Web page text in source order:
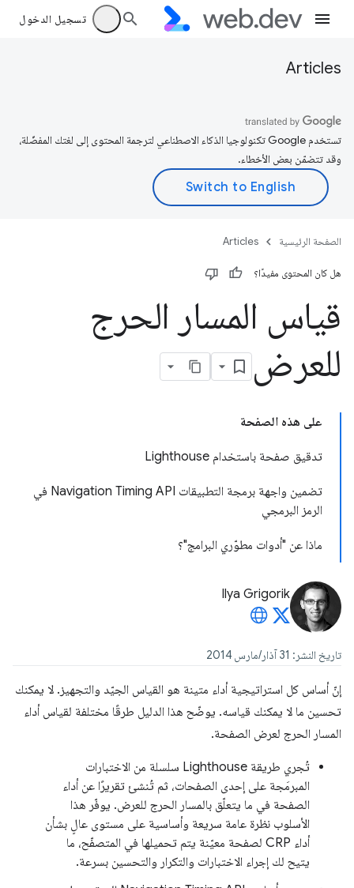
تسجيل الدخول
Articles
تستخدم Google تكنولوجيا الذكاء الاصطناعي لترجمة المحتوى إلى لغتك المفضّلة،
وقد تتضمّن بعض الأخطاء.
الصفحة الرئيسية Articles
هل كان المحتوى مفيدًا؟
قياس المسار الحرج
للعرض
على هذه الصفحة
تدقيق صفحة باستخدام Lighthouse
تضمين واجهة برمجة التطبيقات Navigation Timing API في
الرمز البرمجي
ماذا عن "أدوات مطوّري البرامج"؟
Ilya Grigorik
تاريخ النشر: 31 آذار/مارس 2014
إنّ أساس كل استراتيجية أداء متينة هو القياس الجيّد والتجهيز. لا يمكنك
تحسين ما لا يمكنك قياسه. يوضّح هذا الدليل طرقًا مختلفة لقياس أداء
المسار الحرج لعرض الصفحة.
تُجري طريقة Lighthouse سلسلة من الاختبارات
المبرمَجة على إحدى الصفحات، ثم تُنشئ تقريرًا عن أداء
الصفحة في ما يتعلّق بالمسار الحرج للعرض. يوفّر هذا
الأسلوب نظرة عامة سريعة وأساسية على مستوى عالٍ بشأن
أداء CRP لصفحة معيّنة يتم تحميلها في المتصفّح، ما
يتيح لك إجراء الاختبارات والتكرار والتحسين بسرعة.